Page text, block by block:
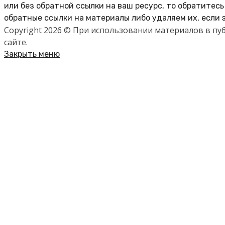
или без обратной ссылки на ваш ресурс, то
обратные ссылки на материалы либо удаляем их, если
Copyright 2026 © При использовании материалов в
сайте.
Закрыть меню